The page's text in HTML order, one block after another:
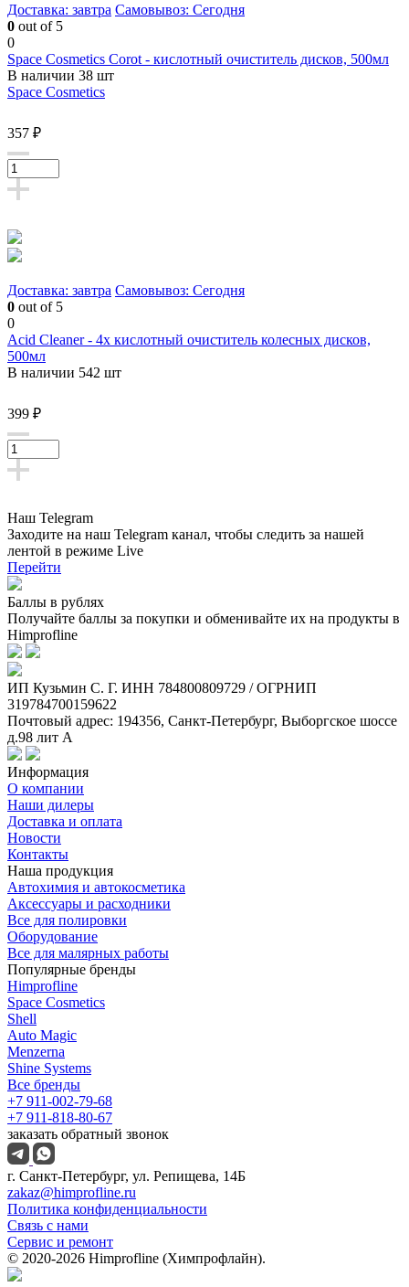
Доставка: завтра Самовывоз: Сегодня
0 out of 5
0
Space Cosmetics Corot - кислотный очиститель дисков, 500мл
В наличии 38 шт
Space Cosmetics
357 ₽
Доставка: завтра Самовывоз: Сегодня
0 out of 5
0
Acid Cleaner - 4х кислотный очиститель колесных дисков,
500мл
В наличии 542 шт
399 ₽
Наш Telegram
Заходите на наш Telegram канал, чтобы следить за нашей
лентой в режиме Live
Перейти
Баллы в рублях
Получайте баллы за покупки и обменивайте их на продукты в
Himprofline
ИП Кузьмин C. Г. ИНН 784800809729 / ОГРНИП
319784700159622
Почтовый адрес: 194356, Санкт-Петербург, Выборгское шоссе
д.98 лит А
Информация
О компании
Наши дилеры
Доставка и оплата
Новости
Контакты
Наша продукция
Автохимия и автокосметика
Аксессуары и расходники
Все для полировки
Оборудование
Все для малярных работы
Популярные бренды
Himprofline
Space Cosmetics
Shell
Auto Magic
Menzerna
Shine Systems
Все бренды
+7 911-002-79-68
+7 911-818-80-67
заказать обратный звонок
г. Санкт-Петербург, ул. Репищева, 14Б
zakaz@himprofline.ru
Политика конфиденциальности
Связь с нами
Сервис и ремонт
© 2020-2026 Himprofline (Химпрофлайн).